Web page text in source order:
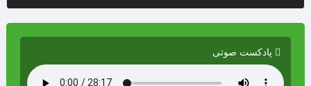
پادکست صوتی